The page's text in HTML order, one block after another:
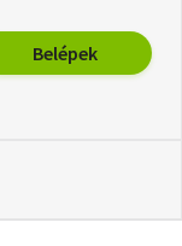
Belépek